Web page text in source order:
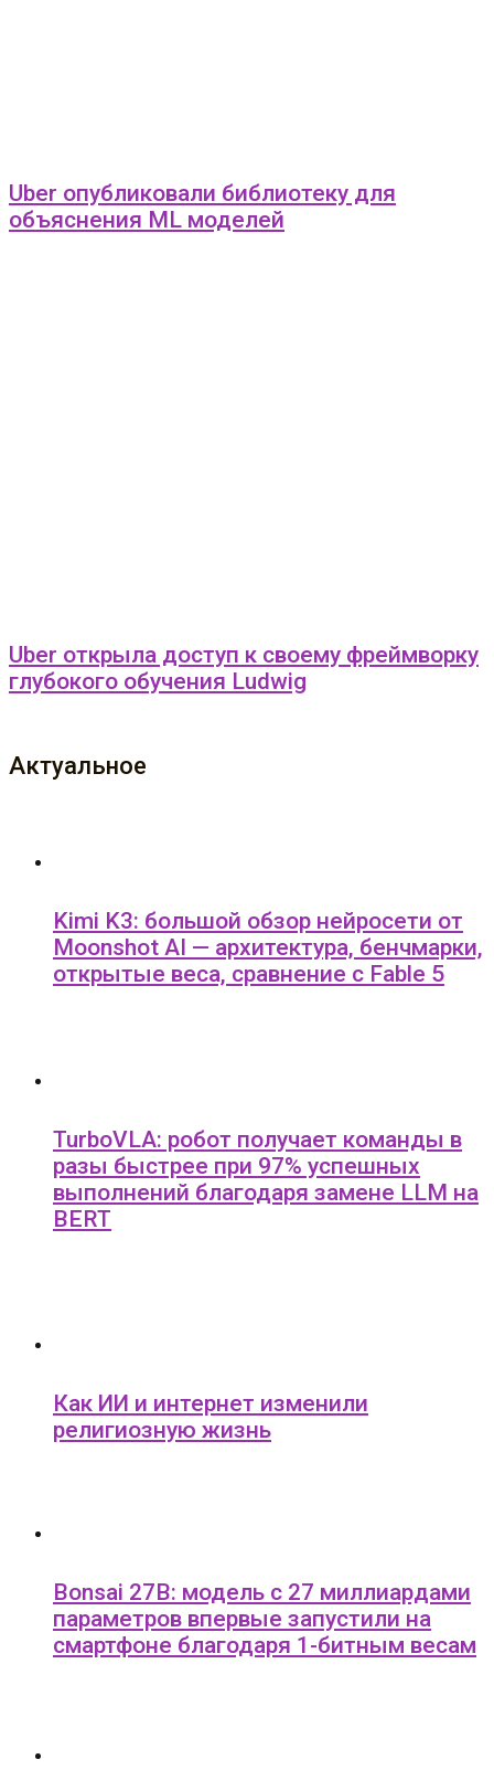
Uber опубликовали библиотеку для
объяснения ML моделей
Uber открыла доступ к своему фреймворку
глубокого обучения Ludwig
Актуальное
Kimi K3: большой обзор нейросети от
Moonshot AI — архитектура, бенчмарки,
открытые веса, сравнение с Fable 5
TurboVLA: робот получает команды в
разы быстрее при 97% успешных
выполнений благодаря замене LLM на
BERT
Как ИИ и интернет изменили
религиозную жизнь
Bonsai 27B: модель с 27 миллиардами
параметров впервые запустили на
смартфоне благодаря 1-битным весам